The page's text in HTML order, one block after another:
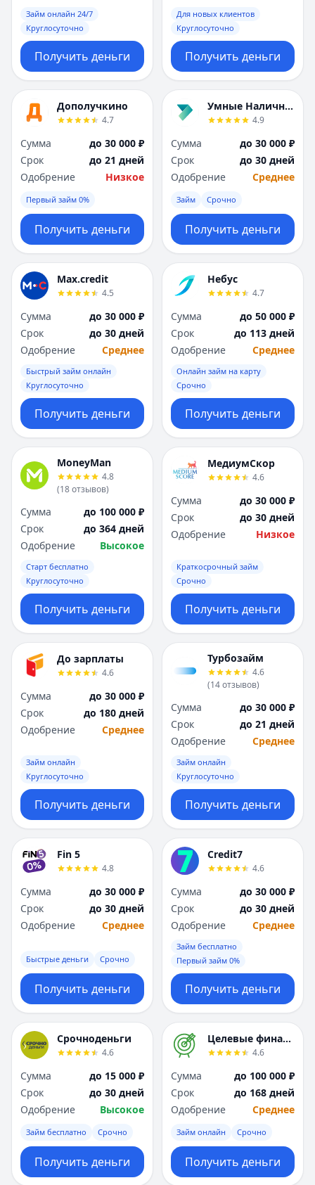
Займ онлайн 24/7
Круглосуточно
Получить деньги
Для новых клиентов
Круглосуточно
Получить деньги
Дополучкино
4.7
Сумма
до 30 000 ₽
Срок
до 21 дней
Одобрение
Низкое
Первый займ 0%
Получить деньги
Умные Наличные
4.9
Сумма
до 30 000 ₽
Срок
до 30 дней
Одобрение
Среднее
Займ Срочно
Получить деньги
Max.credit
4.5
Сумма
до 30 000 ₽
Срок
до 30 дней
Одобрение
Среднее
Быстрый займ онлайн
Круглосуточно
Получить деньги
Небус
4.7
Сумма
до 50 000 ₽
Срок
до 113 дней
Одобрение
Среднее
Онлайн займ на карту
Срочно
Получить деньги
MoneyMan
4.8
(18отзывов)
Сумма
до 100 000 ₽
Срок
до 364 дней
Одобрение
Высокое
Старт бесплатно
Круглосуточно
Получить деньги
МедиумСкор
4.6
Сумма
до 30 000 ₽
Срок
до 30 дней
Одобрение
Низкое
Краткосрочный займ
Срочно
Получить деньги
До зарплаты
4.6
Сумма
до 30 000 ₽
Срок
до 180 дней
Одобрение
Среднее
Займ онлайн
Круглосуточно
Получить деньги
Турбозайм
4.6
(14отзывов)
Сумма
до 30 000 ₽
Срок
до 21 дней
Одобрение
Среднее
Займ онлайн
Круглосуточно
Получить деньги
Fin 5
4.8
Сумма
до 30 000 ₽
Срок
до 30 дней
Одобрение
Среднее
Быстрые деньги Срочно
Получить деньги
Credit7
4.6
Сумма
до 30 000 ₽
Срок
до 30 дней
Одобрение
Среднее
Займ бесплатно
Первый займ 0%
Получить деньги
Срочноденьги
4.6
Сумма
до 15 000 ₽
Срок
до 30 дней
Одобрение
Высокое
Займ бесплатно Срочно
Получить деньги
Целевые финансы
4.6
Сумма
до 100 000 ₽
Срок
до 168 дней
Одобрение
Среднее
Займ онлайн Срочно
Получить деньги